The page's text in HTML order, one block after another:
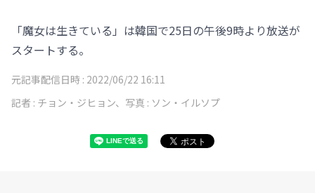
「魔女は生きている」は韓国で25日の午後9時より放送が
スタートする。
元記事配信日時 : 2022/06/22 16:11
記者 : チョン・ジヒョン、写真 : ソン・イルソプ